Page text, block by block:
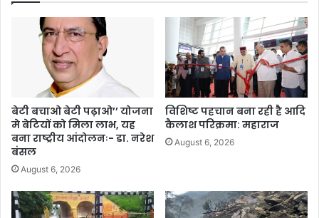
बेटी बचाओ बेटी पढ़ाओ’’ योजना
मे बेटियों को मिला लाभ, यह
बना राष्ट्रीय आंदोलनः- डा. नरेश
बंसल
August 6, 2026
विशिष्ट पहचान बना रही है आदि
कैलाश परिक्रमा: महाराज
August 6, 2026